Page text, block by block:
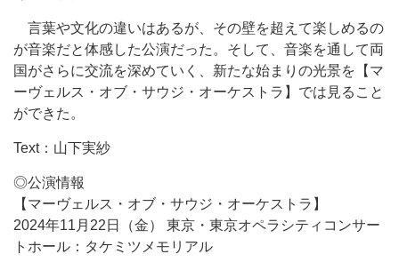
言葉や文化の違いはあるが、その壁を超えて楽しめるの
が音楽だと体感した公演だった。そして、音楽を通して両
国がさらに交流を深めていく、新たな始まりの光景を【マ
ーヴェルス・オブ・サウジ・オーケストラ】では見ること
ができた。
Text：山下実紗
◎公演情報
【マーヴェルス・オブ・サウジ・オーケストラ】
2024年11月22日（金） 東京・東京オペラシティコンサー
トホール：タケミツメモリアル